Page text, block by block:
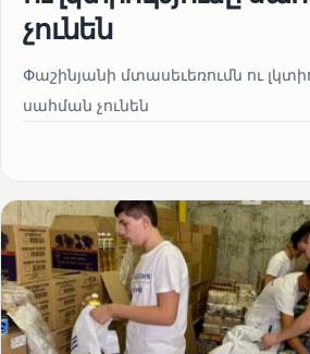
չունեն
Փաշինյանի մտասեւեռումն ու
սահման չունեն